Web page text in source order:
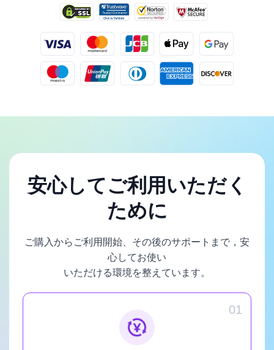
安心してご利用いただく
ために
ご購入からご利用開始、その後のサポートまで，安
心してお使い
いただける環境を整えています。
01